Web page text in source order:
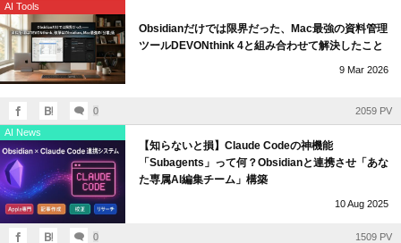
AI Tools
Obsidianだけでは限界だった、Mac最強の資料管理
ツールDEVONthink 4と組み合わせて解決したこと
9 Mar 2026
0
2059 PV
AI News
【知らないと損】Claude Codeの神機能
「Subagents」って何？Obsidianと連携させ「あな
た専属AI編集チーム」構築
10Aug 2025
0
1509 PV